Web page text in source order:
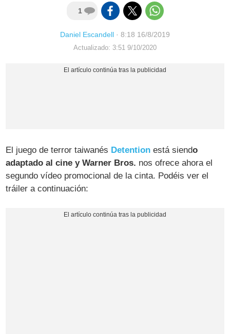
1
Daniel Escandell · 8:18 16/8/2019
Actualizado: 3:51 9/10/2020
El juego de terror taiwanés Detention está siendo
adaptado al cine y Warner Bros. nos ofrece ahora el
segundo vídeo promocional de la cinta. Podéis ver el
tráiler a continuación: